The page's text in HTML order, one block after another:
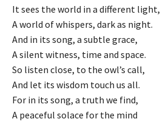
It sees the world in a different light,
A world of whispers, dark as night.
And in its song, a subtle grace,
A silent witness, time and space.
So listen close, to the owl’s call,
And let its wisdom touch us all.
For in its song, a truth we find,
A peaceful solace for the mind